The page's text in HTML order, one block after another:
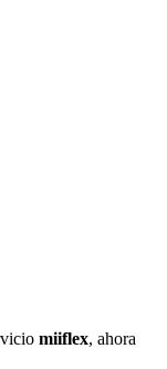
miiflex, ahora